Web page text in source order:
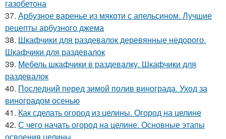
газобетона
37. Арбузное варенье из мякоти с апельсином. Лучшие
рецепты арбузного джема
38. Шкафчики для раздевалок деревянные недорого.
Шкафчики для раздевалок
39. Мебель шкафчики в раздевалку. Шкафчики для
раздевалок
40. Последний перед зимой полив винограда. Уход за
виноградом осенью
41. Как сделать огород из целины. Огород на целине
42. С чего начать огород на целине. Основные этапы
освоения целины